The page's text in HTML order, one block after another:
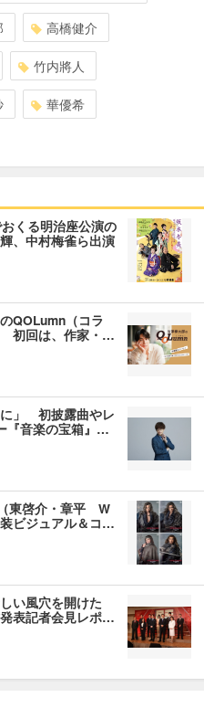
高橋健介
竹内將人
華優希
くる明治座公演の
、中村梅雀ら出演
QOLumn（コラ
初回は、作家・…
」 初披露曲やレ
『音楽の宝箱』…
東啓介・章平 W
ビジュアル＆コ…
い風穴を開けた
表記者会見レポ…